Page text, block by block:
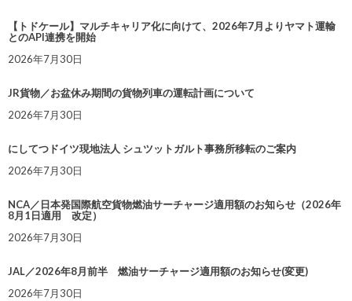
【トドケール】マルチキャリア化に向けて、2026年7月よりヤマト運輸
とのAPI連携を開始
2026年7月30日
JR貨物／お盆休み期間の貨物列車の運転計画について
2026年7月30日
にしてつドイツ現地法人 シュツットガルト事務所移転のご案内
2026年7月30日
NCA／日本発国際航空貨物燃油サーチャージ適用額のお知らせ（2026年
8月1日適用 改定）
2026年7月30日
JAL／2026年8月前半 燃油サーチャージ適用額のお知らせ(変更)
2026年7月30日